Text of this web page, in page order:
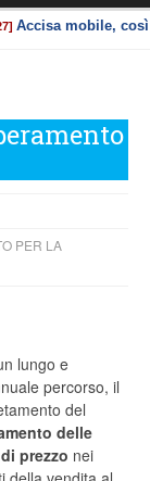
PER LA
lungo e
percorso, il
del
delle
prezzo nei